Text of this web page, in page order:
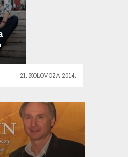
21. KOLOVOZA 2014.